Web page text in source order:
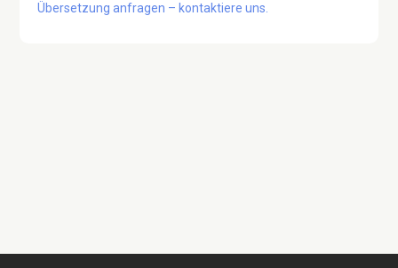
Übersetzung anfragen – kontaktiere uns.